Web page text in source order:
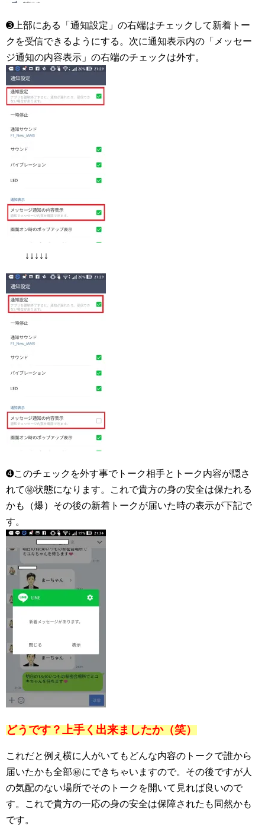
➌上部にある「通知設定」の右端はチェックして新着トー
クを受信できるようにする。次に通知表示内の「メッセー
ジ通知の内容表示」の右端のチェックは外す。
↓↓↓↓↓
➍このチェックを外す事でトーク相手とトーク内容が隠さ
れて㊙状態になります。これで貴方の身の安全は保たれる
かも（爆）その後の新着トークが届いた時の表示が下記で
す。
どうです？上手く出来ましたか（笑）
これだと例え横に人がいてもどんな内容のトークで誰から
届いたかも全部㊙にできちゃいますので。その後ですが人
の気配のない場所でそのトークを開いて見れば良いので
す。これで貴方の一応の身の安全は保障されたも同然かも
です。